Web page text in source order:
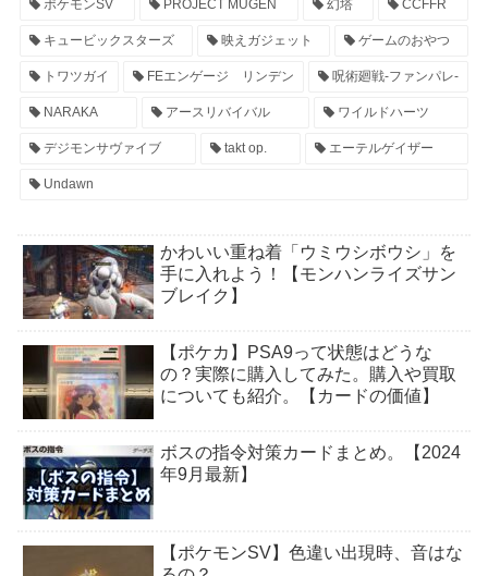
ポケモンSV PROJECT MUGEN 幻塔 CCFFR
キュービックスターズ 映えガジェット ゲームのおやつ
トワツガイ FEエンゲージ リンデン 呪術廻戦-ファンパレ-
NARAKA アースリバイバル ワイルドハーツ
デジモンサヴァイブ takt op. エーテルゲイザー
Undawn
かわいい重ね着「ウミウシボウシ」を
手に入れよう！【モンハンライズサン
ブレイク】
【ポケカ】PSA9って状態はどうな
の？実際に購入してみた。購入や買取
についても紹介。【カードの価値】
ボスの指令対策カードまとめ。【2024
年9月最新】
【ポケモンSV】色違い出現時、音はな